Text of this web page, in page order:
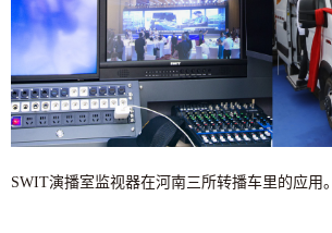
SWIT演播室监视器在河南三所转播车里的应用。